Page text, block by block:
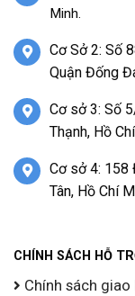
Minh.
Cơ Sở 2: Số
Quận Đống
Cơ sở 3: Số
Thạnh, Hồ
Cơ sở 4: 158
Tân, Hồ Chí
CHÍNH SÁCH HỖ
Chính sách giao